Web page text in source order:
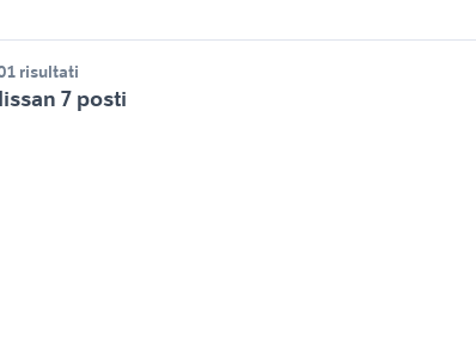
risultati
7 posti